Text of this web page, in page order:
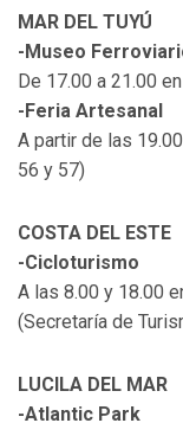
MAR DEL TUYÚ
-Museo
De 17.00 a 21.00
-Feria Artesanal
A partir de las
56 y 57)
COSTA DEL ESTE
-Cicloturismo
A las 8.00 y 18.00
(Secretaría de
LUCILA DEL MAR
-Atlantic Park